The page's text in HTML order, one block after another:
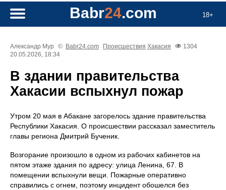
18+
Babr24.com
Александр Мур © Babr24.com Происшествия Хакасия
1304
20.05.2026, 18:34
В здании правительства
Хакасии вспыхнул пожар
Утром 20 мая в Абакане загорелось здание правительства
Республики Хакасия. О происшествии рассказал заместитель
главы региона Дмитрий Бученик.
Возгорание произошло в одном из рабочих кабинетов на
пятом этаже здания по адресу: улица Ленина, 67. В
помещении вспыхнули вещи. Пожарные оперативно
справились с огнем, поэтому инцидент обошелся без